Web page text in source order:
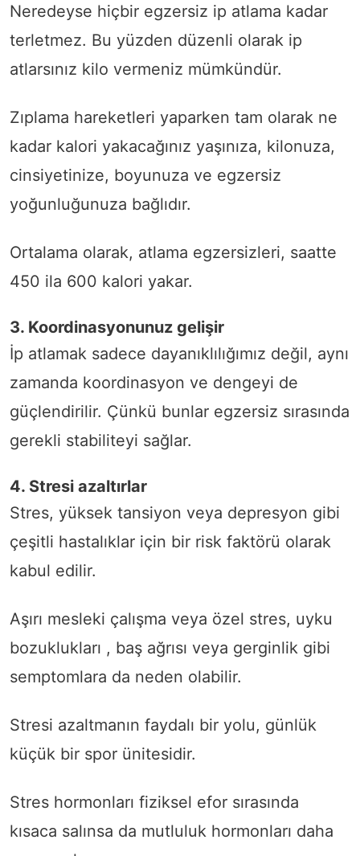
Neredeyse hiçbir egzersiz ip atlama kadar
terletmez. Bu yüzden düzenli olarak ip
atlarsınız kilo vermeniz mümkündür.
Zıplama hareketleri yaparken tam olarak ne
kadar kalori yakacağınız yaşınıza, kilonuza,
cinsiyetinize, boyunuza ve egzersiz
yoğunluğunuza bağlıdır.
Ortalama olarak, atlama egzersizleri, saatte
450 ila 600 kalori yakar.
3. Koordinasyonunuz gelişir
İp atlamak sadece dayanıklılığımız değil, aynı
zamanda koordinasyon ve dengeyi de
güçlendirilir. Çünkü bunlar egzersiz sırasında
gerekli stabiliteyi sağlar.
4. Stresi azaltırlar
Stres, yüksek tansiyon veya depresyon gibi
çeşitli hastalıklar için bir risk faktörü olarak
kabul edilir.
Aşırı mesleki çalışma veya özel stres, uyku
bozuklukları , baş ağrısı veya gerginlik gibi
semptomlara da neden olabilir.
Stresi azaltmanın faydalı bir yolu, günlük
küçük bir spor ünitesidir.
Stres hormonları fiziksel efor sırasında
kısaca salınsa da mutluluk hormonları daha